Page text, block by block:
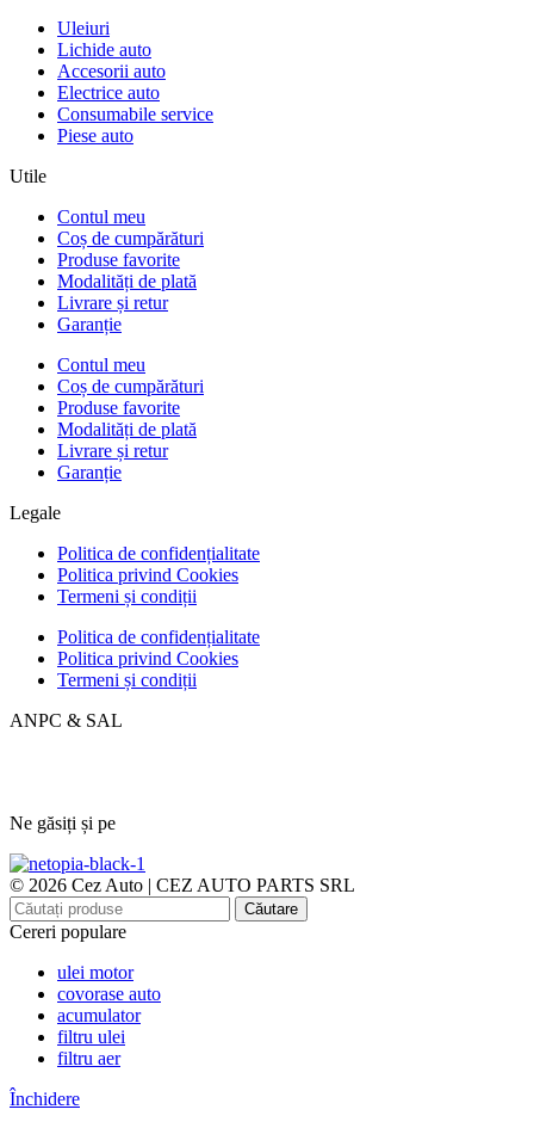
Uleiuri
Lichide auto
Accesorii auto
Electrice auto
Consumabile service
Piese auto
Utile
Contul meu
Coș de cumpărături
Produse favorite
Modalități de plată
Livrare și retur
Garanție
Contul meu
Coș de cumpărături
Produse favorite
Modalități de plată
Livrare și retur
Garanție
Legale
Politica de confidențialitate
Politica privind Cookies
Termeni și condiții
Politica de confidențialitate
Politica privind Cookies
Termeni și condiții
ANPC & SAL
Ne găsiți și pe
© 2026 Cez Auto | CEZ AUTO PARTS SRL
Căutare
Cereri populare
ulei motor
covorase auto
acumulator
filtru ulei
filtru aer
Închidere